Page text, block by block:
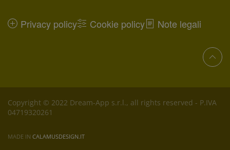
Privacy policy Cookie policy Note legali
Copyright © 2022 Dream-App s.r.l., all rights reserved - P.IVA
04719320261
MADE IN CALAMUSDESIGN.IT